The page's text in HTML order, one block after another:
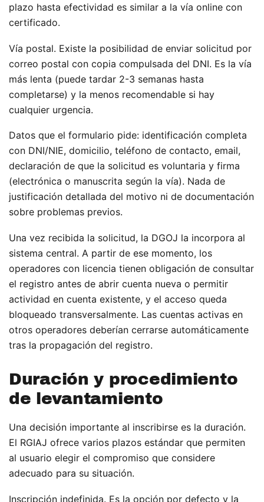
plazo hasta efectividad es similar a la vía online con
certificado.
Vía postal. Existe la posibilidad de enviar solicitud por
correo postal con copia compulsada del DNI. Es la vía
más lenta (puede tardar 2-3 semanas hasta
completarse) y la menos recomendable si hay
cualquier urgencia.
Datos que el formulario pide: identificación completa
con DNI/NIE, domicilio, teléfono de contacto, email,
declaración de que la solicitud es voluntaria y firma
(electrónica o manuscrita según la vía). Nada de
justificación detallada del motivo ni de documentación
sobre problemas previos.
Una vez recibida la solicitud, la DGOJ la incorpora al
sistema central. A partir de ese momento, los
operadores con licencia tienen obligación de consultar
el registro antes de abrir cuenta nueva o permitir
actividad en cuenta existente, y el acceso queda
bloqueado transversalmente. Las cuentas activas en
otros operadores deberían cerrarse automáticamente
tras la propagación del registro.
Duración y procedimiento
de levantamiento
Una decisión importante al inscribirse es la duración.
El RGIAJ ofrece varios plazos estándar que permiten
al usuario elegir el compromiso que considere
adecuado para su situación.
Inscripción indefinida. Es la opción por defecto y la